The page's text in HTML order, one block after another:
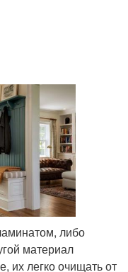
либо
материал
их легко очищать от